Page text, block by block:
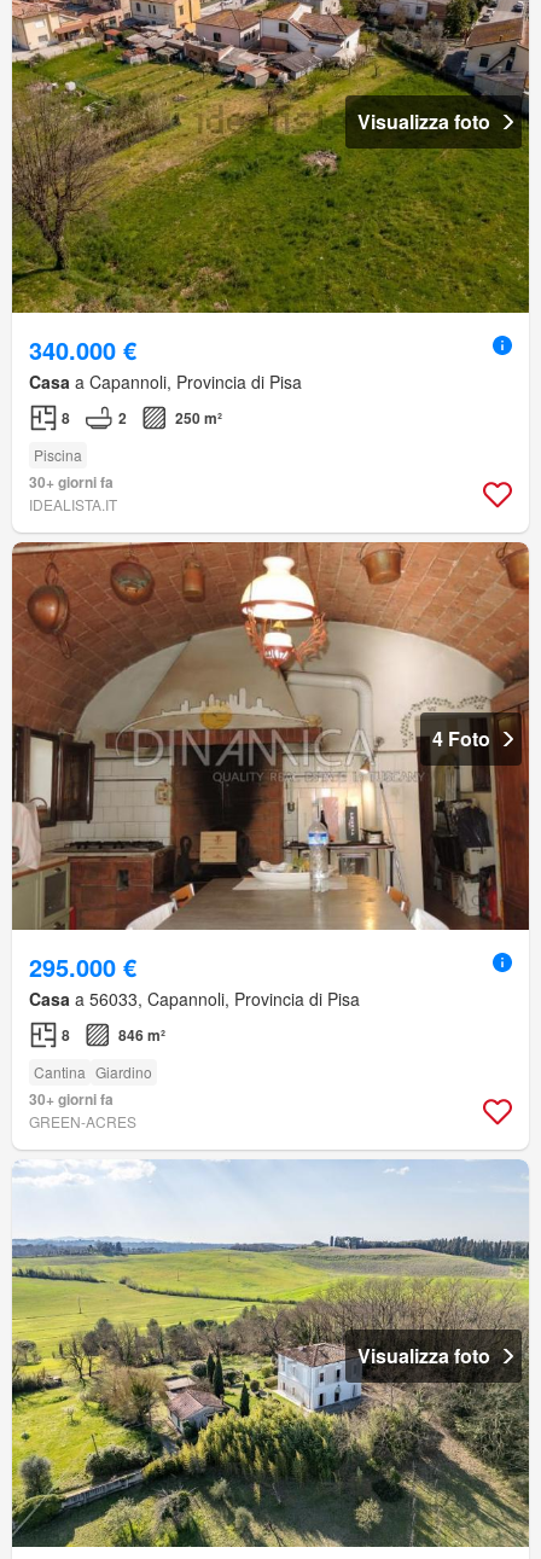
Visualizza foto
340.000 €
Casa a Capannoli, Provincia di Pisa
8 2 250 m²
Piscina
30+ giorni fa
IDEALISTA.IT
4 Foto
295.000 €
Casa a 56033, Capannoli, Provincia di Pisa
8 846 m²
Cantina Giardino
30+ giorni fa
GREEN-ACRES
Visualizza foto